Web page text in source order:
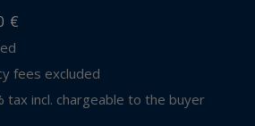
€
fees excluded
tax incl. chargeable to the buyer